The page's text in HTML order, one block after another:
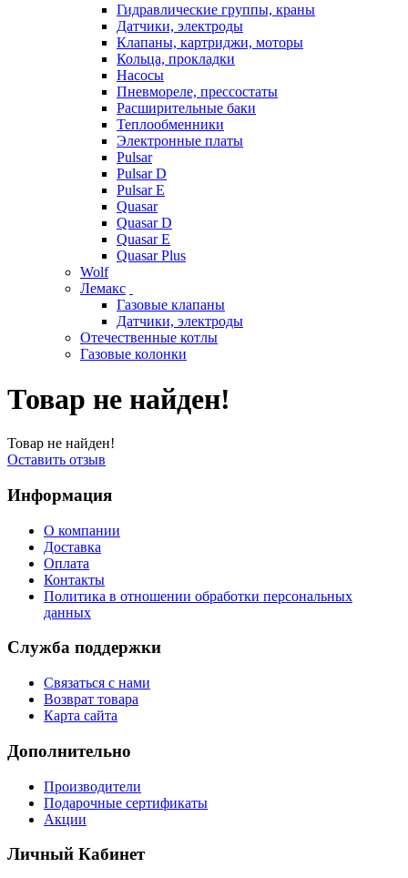
Гидравлические группы, краны
Датчики, электроды
Клапаны, картриджи, моторы
Кольца, прокладки
Насосы
Пневмореле, прессостаты
Расширительные баки
Теплообменники
Электронные платы
Pulsar
Pulsar D
Pulsar E
Quasar
Quasar D
Quasar E
Quasar Plus
Wolf
Лемакс
Газовые клапаны
Датчики, электроды
Отечественные котлы
Газовые колонки
Товар не найден!
Товар не найден!
Оставить отзыв
Информация
О компании
Доставка
Оплата
Контакты
Политика в отношении обработки персональных
данных
Служба поддержки
Связаться с нами
Возврат товара
Карта сайта
Дополнительно
Производители
Подарочные сертификаты
Акции
Личный Кабинет